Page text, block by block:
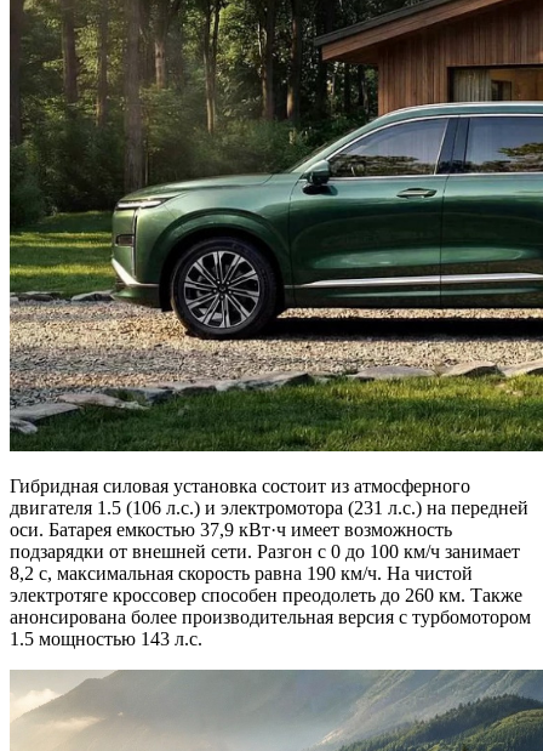
Гибридная силовая установка состоит из атмосферного
двигателя 1.5 (106 л.с.) и электромотора (231 л.с.) на передней
оси. Батарея емкостью 37,9 кВт·ч имеет возможность
подзарядки от внешней сети. Разгон с 0 до 100 км/ч занимает
8,2 с, максимальная скорость равна 190 км/ч. На чистой
электротяге кроссовер способен преодолеть до 260 км. Также
анонсирована более производительная версия с турбомотором
1.5 мощностью 143 л.с.